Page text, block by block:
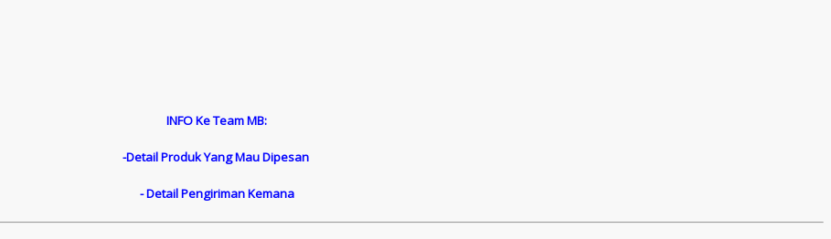
INFO Ke Team MB:
-Detail Produk Yang Mau Dipesan
- Detail Pengiriman Kemana